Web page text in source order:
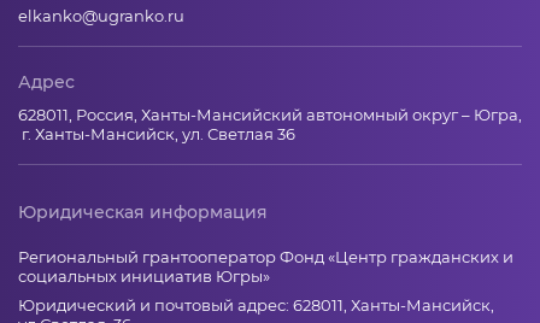
elkanko@ugranko.ru
Адрес
628011, Россия, Ханты-Мансийский автономный округ – Югра,
г. Ханты-Мансийск, ул. Светлая 36
Юридическая информация
Региональный грантооператор Фонд «Центр гражданских и
социальных инициатив Югры»
Юридический и почтовый адрес: 628011, Ханты-Мансийск,